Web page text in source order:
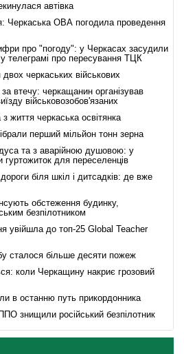
автівка
Черкаська ОВА погодила проведення
про "погоду": у Черкасах засудили
у телеграмі про пересування ТЦК
черкаських військових
втечу: черкащанин організував
військовозобов'язаних
життя черкаська освітянка
перший мільйон тонн зерна
та з аварійною душовою: у
гуртожиток для переселенців
біля шкіл і дитсадків: де вже
обстеження будинку,
безпілотником
увійшла до топ-25 Global Teacher
сталося більше десяти пожеж
коли Черкащину накриє грозовий
в останню путь прикордонника
знищили російський безпілотник